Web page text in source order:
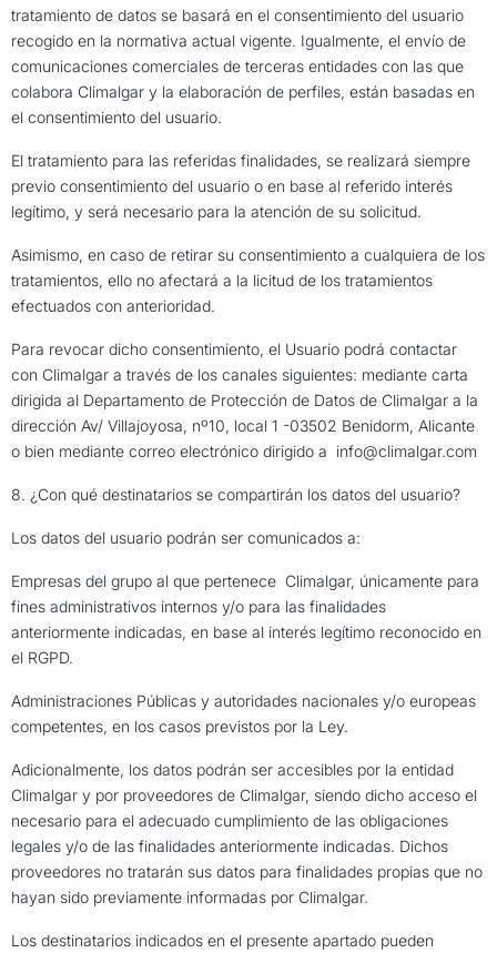
tratamiento de datos se basará en el consentimiento del usuario
recogido en la normativa actual vigente. Igualmente, el envío de
comunicaciones comerciales de terceras entidades con las que
colabora Climalgar y la elaboración de perfiles, están basadas en
el consentimiento del usuario.
El tratamiento para las referidas finalidades, se realizará siempre
previo consentimiento del usuario o en base al referido interés
legítimo, y será necesario para la atención de su solicitud.
Asimismo, en caso de retirar su consentimiento a cualquiera de los
tratamientos, ello no afectará a la licitud de los tratamientos
efectuados con anterioridad.
Para revocar dicho consentimiento, el Usuario podrá contactar
con Climalgar a través de los canales siguientes: mediante carta
dirigida al Departamento de Protección de Datos de Climalgar a la
dirección Av/ Villajoyosa, nº10, local 1 -03502 Benidorm, Alicante
o bien mediante correo electrónico dirigido a info@climalgar.com
8. ¿Con qué destinatarios se compartirán los datos del usuario?
Los datos del usuario podrán ser comunicados a:
Empresas del grupo al que pertenece Climalgar, únicamente para
fines administrativos internos y/o para las finalidades
anteriormente indicadas, en base al interés legítimo reconocido en
el RGPD.
Administraciones Públicas y autoridades nacionales y/o europeas
competentes, en los casos previstos por la Ley.
Adicionalmente, los datos podrán ser accesibles por la entidad
Climalgar y por proveedores de Climalgar, siendo dicho acceso el
necesario para el adecuado cumplimiento de las obligaciones
legales y/o de las finalidades anteriormente indicadas. Dichos
proveedores no tratarán sus datos para finalidades propias que no
hayan sido previamente informadas por Climalgar.
Los destinatarios indicados en el presente apartado pueden